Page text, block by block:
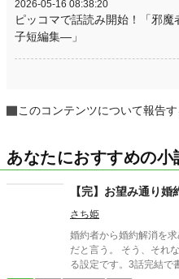
2026-05-16 08:38:20
ピッコマで話読み開始！「邪
子短編集―」
このコンテンツについて報告す
あなたにおすすめの小
【完】お望み通り
さち姫
婚約者から婚約解消を
だと言う。 そう、それな
る設定です。3話完結で